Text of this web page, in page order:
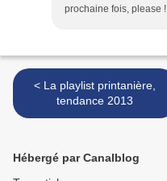
prochaine fois, please !
< La playlist printanière,
tendance 2013
Hébergé par Canalblog